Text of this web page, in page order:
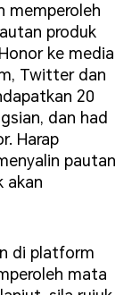
memperoleh
produk
ke media
Twitter dan
20
dan had
Harap
pautan
akan
di platform
mata